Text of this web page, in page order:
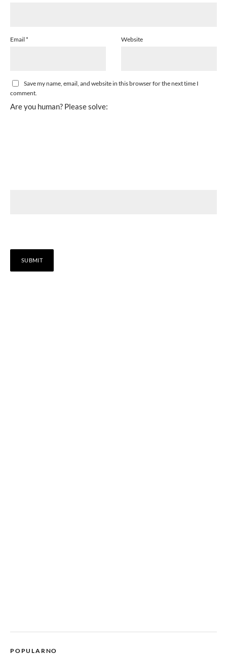
Email * Website
Save my name, email, and website in this browser for the next time I
comment.
Are you human? Please solve:
POPULARNO